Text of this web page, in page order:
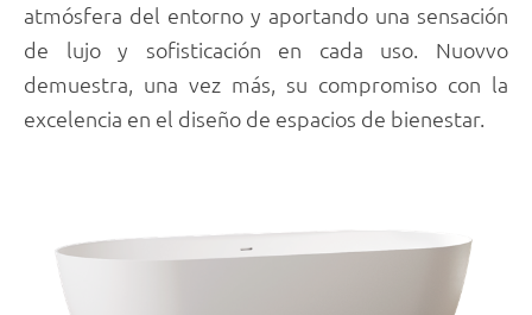
atmósfera del entorno y aportando una sensación
de lujo y sofisticación en cada uso. Nuovvo
demuestra, una vez más, su compromiso con la
excelencia en el diseño de espacios de bienestar.